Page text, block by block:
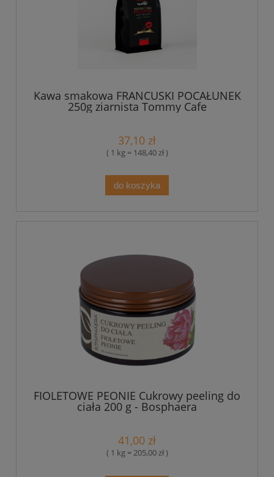
Kawa smakowa FRANCUSKI POCAŁUNEK
250g ziarnista Tommy Cafe
37,10 zł
( 1 kg = 148,40 zł )
do koszyka
FIOLETOWE PEONIE Cukrowy peeling do
ciała 200 g - Bosphaera
41,00 zł
( 1 kg = 205,00 zł )